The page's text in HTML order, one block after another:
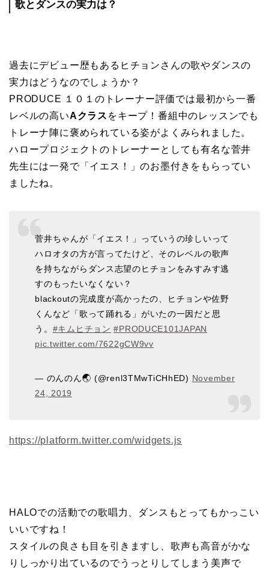
歌とダンスの実力は？
過去にデビュー歴もあるヒチョンさんの歌やダンスの
実力はどうなのでしょうか？
PRODUCE １０１のトレーナー評価では最初から一番
レベルの高いAクラス をキープ！番組中のレッスンでも
トレーナ陣に褒められている姿がよくみられました。
ハロープロジェクトのトレーナーとしても有名な菅井
先生には一発で「イエス！」のお墨付きをもらってい
ましたね。
菅井ちゃんが「イエス！」っていうの珍しいって
ハロオタの方が言ってたけど、そのレベルの歌声
を持ちながらダンス志望のヒチョンをみすみす逃
すのもったいなくない？
blackoutの完成度が高かったの、ヒチョンや佐野
くんなど「歌って踊れる」がいたの一因だと思
う。 #キムヒチョン #PRODUCE101JAPAN
pic.twitter.com/7622gCW9vv
— のんのん🌏 (@renl3TMwTiCHhED) November
24, 2019
https://platform.twitter.com/widgets.js
HALOでの活動での歌唱力、ダンスもとってもかっこい
いいですね！
スタイルの良さも目を引きますし、歌声も高音がかな
りしっかり出ているのでうっとりしてしまう美声で